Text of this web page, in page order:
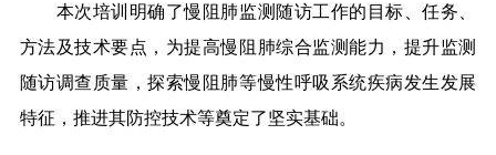
本次培训明确了慢阻肺监测随访工作的目标、任务、
方法及技术要点，为提高慢阻肺综合监测能力，提升监测
随访调查质量，探索慢阻肺等慢性呼吸系统疾病发生发展
特征，推进其防控技术等奠定了坚实基础。